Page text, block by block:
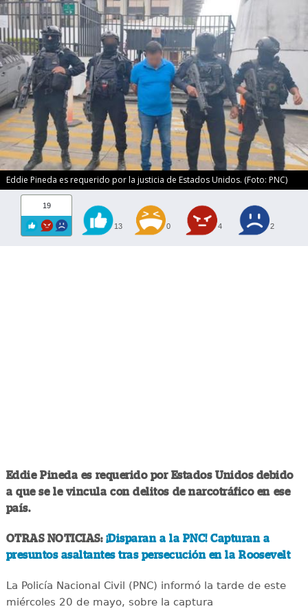
Eddie Pineda es requerido por la justicia de Estados Unidos. (Foto: PNC)
19
13 0 4 2
Eddie Pineda es requerido por Estados Unidos debido
a que se le vincula con delitos de narcotráfico en ese
país.
OTRAS NOTICIAS: ¡Disparan a la PNC! Capturan a
presuntos asaltantes tras persecución en la Roosevelt
La Policía Nacional Civil (PNC) informó la tarde de este
miércoles 20 de mayo, sobre la captura